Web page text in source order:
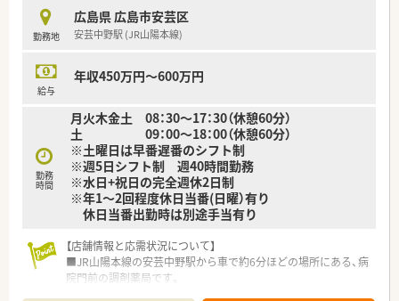
勤務地
広島県 広島市安芸区
安芸中野駅 (JR山陽本線)
給与
年収450万円～600万円
勤務
時間
月火木金土 08：30～17：30（休憩60分）
土 09：00～18：00（休憩60分）
※土曜日は早番遅番のシフト制
※週5日シフト制 週40時間勤務
※水日+祝日の完全週休2日制
※年1～2回程度休日当番(日曜）有り
休日当番出勤時は別途手当有り
【店舗情報と応需状況について】
■JR山陽本線の安芸中野駅から車で約6分ほどの場所にある、病
院門前の調剤薬局です。